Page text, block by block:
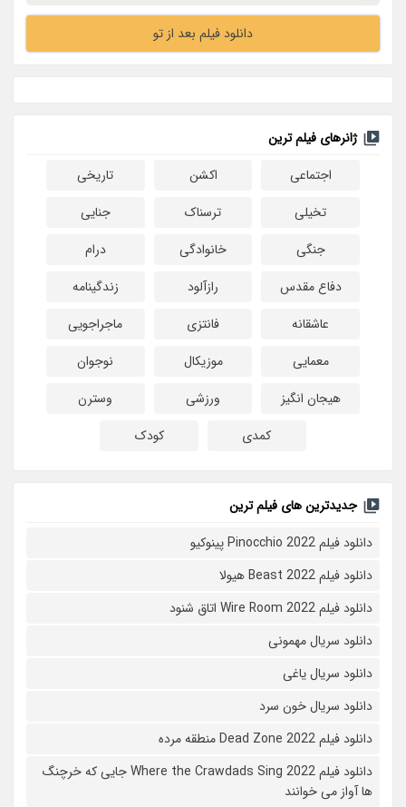
دانلود فیلم بعد از تو
ژانرهای فیلم ترین
اجتماعی
اکشن
تاریخی
تخیلی
ترسناک
جنایی
جنگی
خانوادگی
درام
دفاع مقدس
رازآلود
زندگینامه
عاشقانه
فانتزی
ماجراجویی
معمایی
موزیکال
نوجوان
هیجان انگیز
ورزشی
وسترن
کمدی
کودک
جدیدترین های فیلم ترین
دانلود فیلم Pinocchio 2022 پینوکیو
دانلود فیلم Beast 2022 هیولا
دانلود فیلم Wire Room 2022 اتاق شنود
دانلود سریال مهمونی
دانلود سریال یاغی
دانلود سریال خون سرد
دانلود فیلم 2022 Dead Zone منطقه مرده
دانلود فیلم Where the Crawdads Sing 2022 جایی که خرچنگ
ها آواز می خوانند